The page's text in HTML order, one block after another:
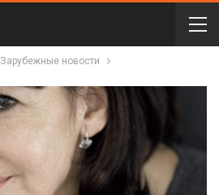
Зарубежные новости